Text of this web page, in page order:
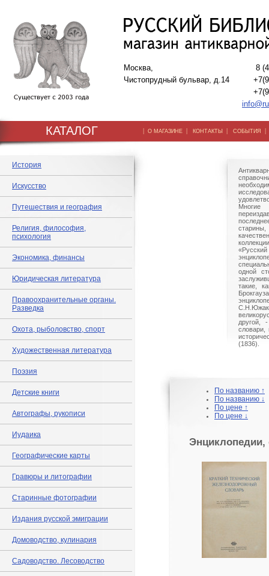
Москва,
Чистопрудный бульвар, д.14
8
КАТАЛОГ | О МАГАЗИНЕ | КОНТАКТЫ | СОБЫТИЯ
История
Искусство
Путешествия и география
Религия, философия,
психология
Экономика, финансы
Юридическая литература
Правоохранительные органы.
Разведка
Охота, рыболовство, спорт
Художественная литература
Поэзия
Детские книги
Автографы, рукописи
Иудаика
Географические карты
Гравюры и литографии
Старинные фотографии
Издания русской эмиграции
Домоводство, кулинария
Садоводство. Лесоводство
одной
такие,
другой,
словари,
(1836).
По названию ↑
По названию ↓
По цене ↑
По цене ↓
Энциклопедии,